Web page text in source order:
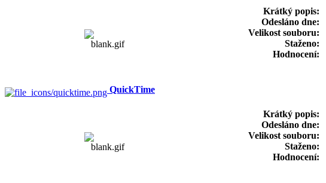
Krátký popis:
Odesláno dne:
Velikost souboru:
Staženo:
Hodnocení:
QuickTime
Krátký popis:
Odesláno dne:
Velikost souboru:
Staženo:
Hodnocení: